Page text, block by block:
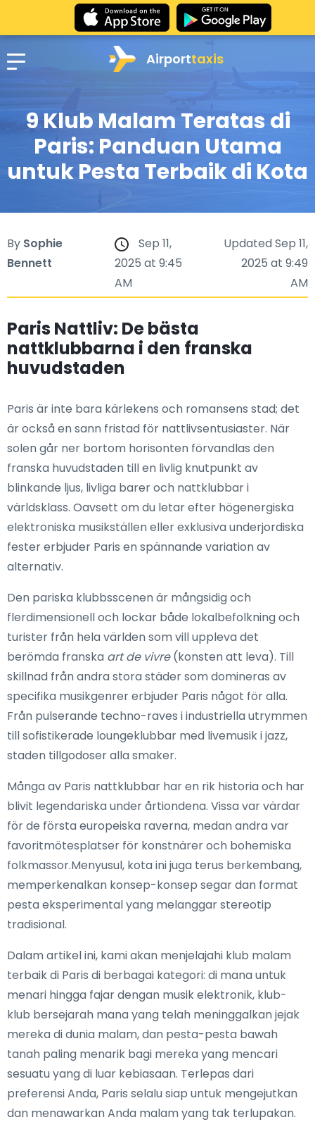
Airporttaxis
9 Klub Malam Teratas di
Paris: Panduan Utama
untuk Pesta Terbaik di Kota
By Sophie
Bennett
Sep 11,
2025 at 9:45
AM
Updated Sep 11,
2025 at 9:49
AM
Paris Nattliv: De bästa
nattklubbarna i den franska
huvudstaden
Paris är inte bara kärlekens och romansens stad; det
är också en sann fristad för nattlivsentusiaster. När
solen går ner bortom horisonten förvandlas den
franska huvudstaden till en livlig knutpunkt av
blinkande ljus, livliga barer och nattklubbar i
världsklass. Oavsett om du letar efter högenergiska
elektroniska musikställen eller exklusiva underjordiska
fester erbjuder Paris en spännande variation av
alternativ.
Den pariska klubbsscenen är mångsidig och
flerdimensionell och lockar både lokalbefolkning och
turister från hela världen som vill uppleva det
berömda franska art de vivre(konsten att leva). Till
skillnad från andra stora städer som domineras av
specifika musikgenrer erbjuder Paris något för alla.
Från pulserande techno-raves i industriella utrymmen
till sofistikerade loungeklubbar med livemusik i jazz,
staden tillgodoser alla smaker.
Många av Paris nattklubbar har en rik historia och har
blivit legendariska under årtiondena. Vissa var värdar
för de första europeiska raverna, medan andra var
favoritmötesplatser för konstnärer och bohemiska
folkmassor.Menyusul, kota ini juga terus berkembang,
memperkenalkan konsep-konsep segar dan format
pesta eksperimental yang melanggar stereotip
tradisional.
Dalam artikel ini, kami akan menjelajahi klub malam
terbaik di Paris di berbagai kategori: di mana untuk
menari hingga fajar dengan musik elektronik, klub-
klub bersejarah mana yang telah meninggalkan jejak
mereka di dunia malam, dan pesta-pesta bawah
tanah paling menarik bagi mereka yang mencari
sesuatu yang di luar kebiasaan. Terlepas dari
preferensi Anda, Paris selalu siap untuk mengejutkan
dan menawarkan Anda malam yang tak terlupakan.